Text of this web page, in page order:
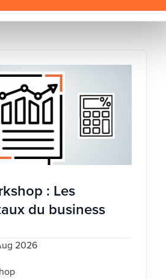
: Les
du business
2026